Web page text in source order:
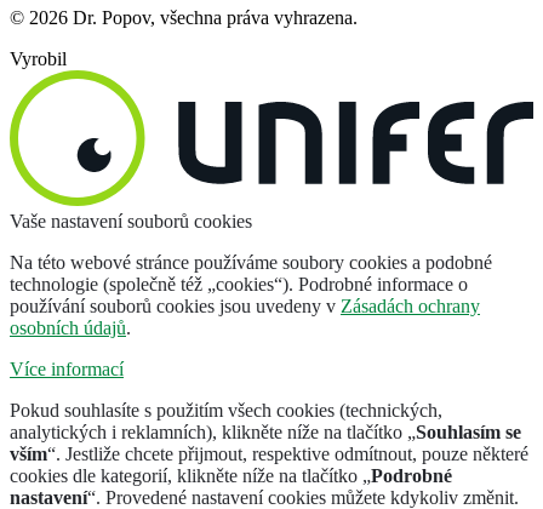
© 2026 Dr. Popov, všechna práva vyhrazena.
Vyrobil
Vaše nastavení souborů cookies
Na této webové stránce používáme soubory cookies a podobné
technologie (společně též „cookies“). Podrobné informace o
používání souborů cookies jsou uvedeny v Zásadách ochrany
osobních údajů.
Více informací
Pokud souhlasíte s použitím všech cookies (technických,
analytických i reklamních), klikněte níže na tlačítko „Souhlasím se
vším“. Jestliže chcete přijmout, respektive odmítnout, pouze některé
cookies dle kategorií, klikněte níže na tlačítko „Podrobné
nastavení“. Provedené nastavení cookies můžete kdykoliv změnit.